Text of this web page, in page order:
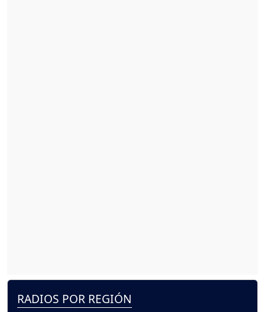
RADIOS POR REGIÓN